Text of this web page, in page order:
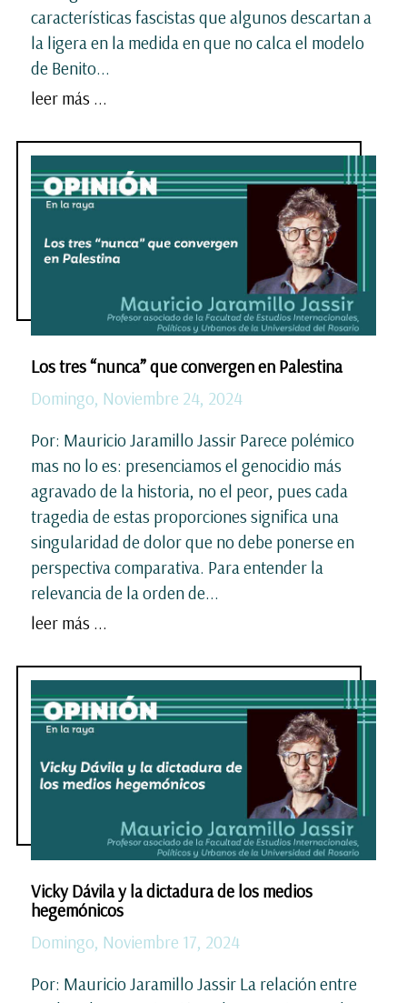
características fascistas que algunos descartan a
la ligera en la medida en que no calca el modelo
de Benito...
leer más ...
Los tres “nunca” que convergen en Palestina
Domingo, Noviembre 24, 2024
Por: Mauricio Jaramillo Jassir Parece polémico
mas no lo es: presenciamos el genocidio más
agravado de la historia, no el peor, pues cada
tragedia de estas proporciones significa una
singularidad de dolor que no debe ponerse en
perspectiva comparativa. Para entender la
relevancia de la orden de...
leer más ...
Vicky Dávila y la dictadura de los medios
hegemónicos
Domingo, Noviembre 17, 2024
Por: Mauricio Jaramillo Jassir La relación entre